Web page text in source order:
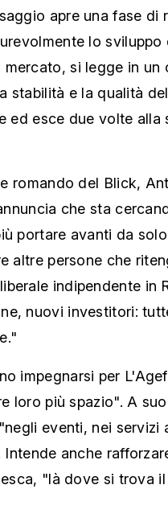
apre una fase di
lo sviluppo
si legge in un
stabilità e la qualità
ed esce due volte alla
romando del Blick,
che sta
portare avanti da
altre persone che
indipendente in
nuovi investitori:
impegnarsi per
loro più spazio". A
eventi, nei servizi
anche
"là dove si trova